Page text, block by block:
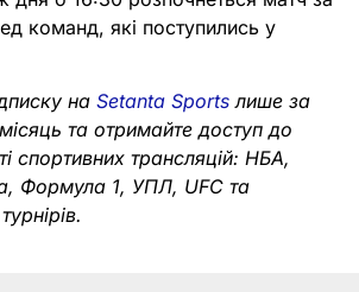
команд, які поступились у
на Setanta Sports лише за
та отримайте доступ до
спортивних трансляцій: НБА,
Формула 1, УПЛ, UFC та